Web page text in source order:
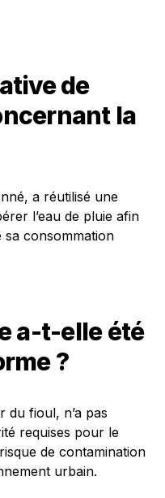
de
la
a réutilisé une
l’eau de pluie afin
sa consommation
a-t-elle été
?
fioul, n’a pas
requises pour le
de contamination
urbain.